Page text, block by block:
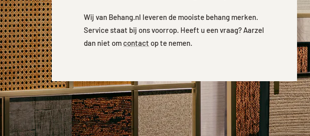
Wij van Behang.nl leveren de mooiste behang merken.
Service staat bij ons voorrop. Heeft u een vraag? Aarzel
dan niet omcontact op te nemen.